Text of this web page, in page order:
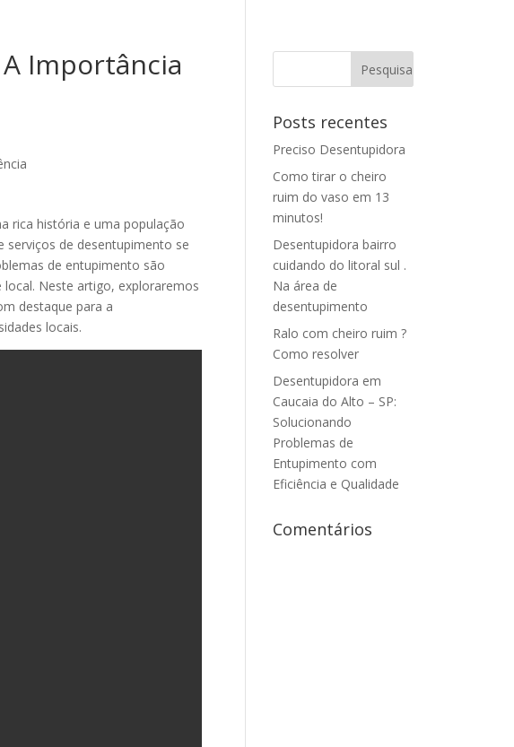
Importância
rica história e uma população
serviços de desentupimento se
de entupimento são
Neste artigo, exploraremos
destaque para a
locais.
Posts recentes
Preciso Desentupidora
Como tirar o cheiro
ruim do vaso em 13
minutos!
Desentupidora bairro
cuidando do litoral sul .
Na área de
desentupimento
Ralo com cheiro ruim ?
Como resolver
Desentupidora em
Caucaia do Alto – SP:
Solucionando
Problemas de
Entupimento com
Eficiência e Qualidade
Comentários